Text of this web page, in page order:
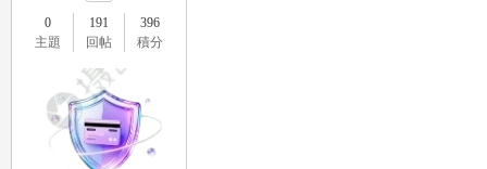
0
主題
191
回帖
396
積分